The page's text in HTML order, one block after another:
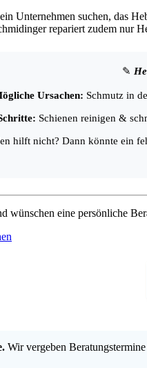
Unternehmen suchen, das
repariert zudem nur
✎
Ursachen: Schmutz in
Schienen reinigen &
hilft nicht? Dann könnte ein
wünschen eine persönliche
Wir vergeben